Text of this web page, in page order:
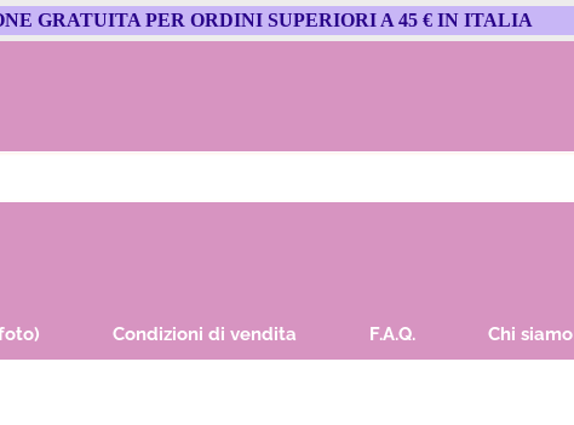
GRATUITA PER ORDINI SUPERIORI A 45 € IN ITALIA
Nome utente:
Condizioni di vendita F.A.Q. Chi siamo